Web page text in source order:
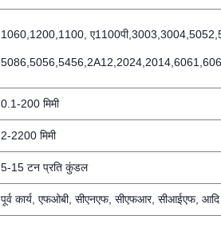
1060,1200,1100,
0.1-200 मिमी
2-2200 मिमी
5-15 टन प्रति कुंडल
पूर्व कार्य, एफओबी, सीएनएफ, सीएफआर, सीआईएफ, आदि